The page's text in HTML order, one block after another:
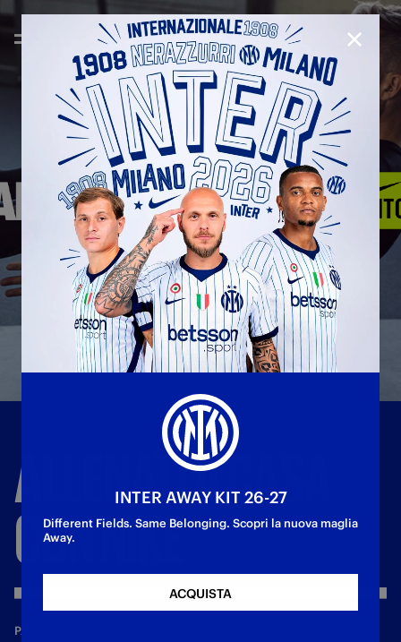
ALLENATIACASA
CONNIKE
PARTNER
INTER AWAY KIT 26-27
Different Fields. Same Belonging. Scopri la nuova maglia
Away.
ACQUISTA